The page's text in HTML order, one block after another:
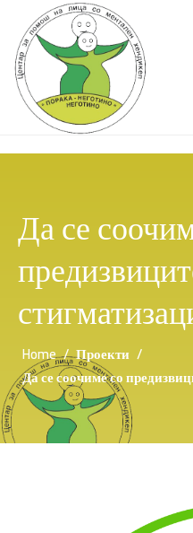
Да се
Home/Проекти /
Да се соочиме со